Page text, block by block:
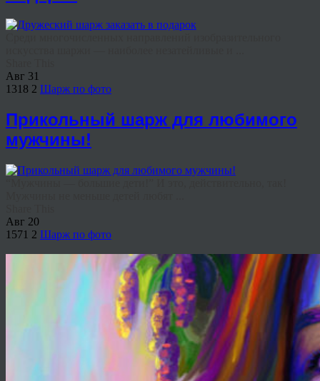
Авг 31
1318 2 Шарж по фото
Прикольный шарж для любимого
мужчины!
Авг 20
1571 2 Шарж по фото